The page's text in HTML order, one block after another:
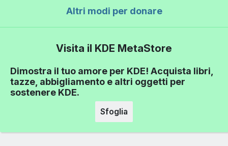
Altri modi per donare
Visita il KDE MetaStore
Dimostra il tuo amore per KDE! Acquista libri,
tazze, abbigliamento e altri oggetti per
sostenere KDE.
Sfoglia